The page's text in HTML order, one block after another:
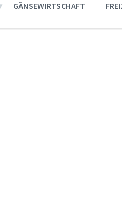
GÄNSEWIRTSCHAFT